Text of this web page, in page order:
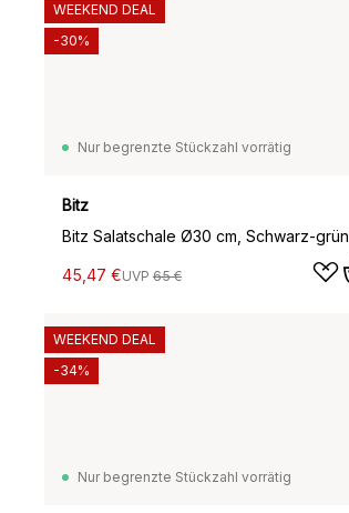
Nur begrenzte Stückzahl vorrätig
Bitz
Bitz Salatschale Ø30 cm, Schwarz-grün
45,47 €UVP 65 €
WEEKEND DEAL
-30%
Nur begrenzte Stückzahl vorrätig
WEEKEND DEAL
-34%